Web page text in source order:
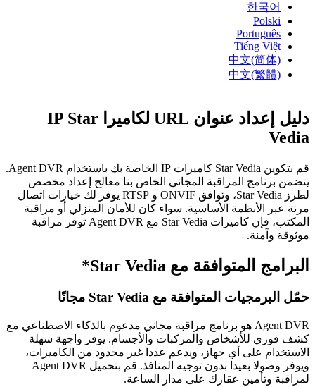
한국어
Polski
Português
Tiếng Việt
中文(简体)
中文(繁體)
دليل إعداد عنوان URL لكاميرا IP Star
Vedia
قم بتكوين Star Vedia كاميرات IP الخاصة بك باستخدام Agent DVR.
يتضمن برنامج المراقبة المجاني الخاص بنا معالج إعداد مخصص
لطرز Star Vedia، وتوافق ONVIF و RTSP يوفر لك خيارات اتصال
مرنة عبر الأنظمة الأساسية. سواء كان للأمان المنزلي أو مراقبة
المكتب، فإن كاميرات Star Vedia مع Agent DVR توفر مراقبة
موثوقة وآمنة.
البرامج المتوافقة مع Star Vedia*
حمّل البرمجيات المتوافقة مع Star Vedia مجانًا
Agent DVR هو برنامج مراقبة مجاني مدعوم بالذكاء الاصطناعي مع
كشف فوري للأشخاص والمركبات والأجسام. يوفر واجهة سهلة
الاستخدام على أي جهاز، ويدعم عددا غير محدود من الكاميرات،
ويوفر وصولا بعيدا بدون توجيه المنافذ. قم بتحميل Agent DVR
لمراقبة وتأمين عقارك على مدار الساعة.